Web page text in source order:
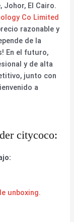
Johor, El Cairo.
Co Limited
razonable y
de la
En el futuro,
y de alta
junto con
a
citycoco:
unboxing.